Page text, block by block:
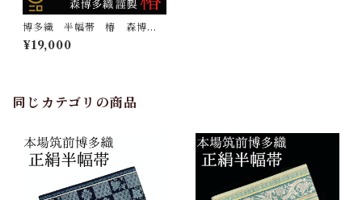
博多織 半幅帯 椿 森博多
織 正絹 長さ/3m78cm 日
本製 和装 小袋帯 半巾帯
¥19,000
同じカテゴリの商品